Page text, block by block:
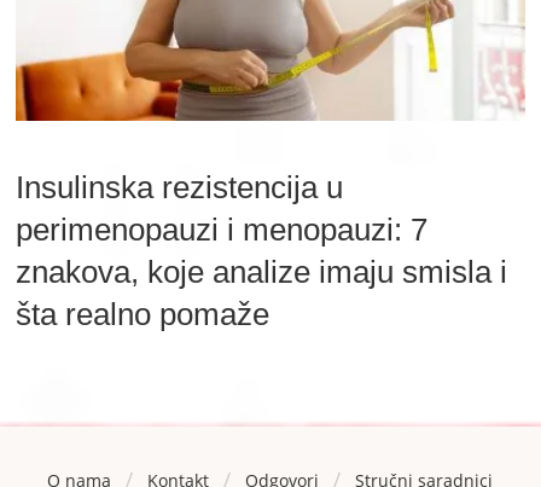
Insulinska rezistencija u
perimenopauzi i menopauzi: 7
znakova, koje analize imaju smisla i
šta realno pomaže
O nama / Kontakt / Odgovori /Stručni saradnici